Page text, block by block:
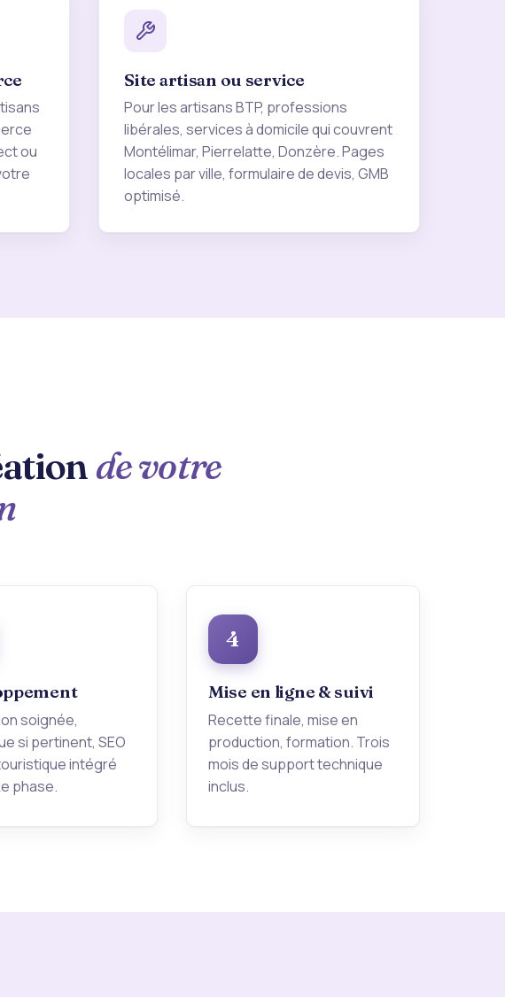
ou
Site artisan ou service
Pour les artisans BTP, professions
libérales, services à domicile qui couvrent
Montélimar, Pierrelatte, Donzère. Pages
locales par ville, formulaire de devis, GMB
optimisé.
de votre
soignée,
si pertinent, SEO
intégré
phase.
4
Mise en ligne & suivi
Recette finale, mise en
production, formation. Trois
mois de support technique
inclus.